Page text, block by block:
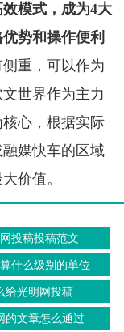
模式，成为4大
势和操作便利
重，可以作为
世界作为主力
心，根据实际
媒快车的区域
价值。
投稿投稿范文
什么级别的单位
给光明网投稿
的文章怎么通过